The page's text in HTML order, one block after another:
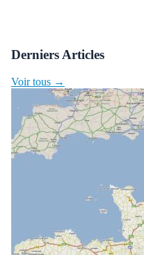
Derniers Articles
Voir tous →